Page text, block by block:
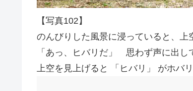
【写真102】
のんびりした風景に浸っていると、上
「あっ、ヒバリだ」 思わず声に出し
上空を見上げると 「ヒバリ」 がホバ